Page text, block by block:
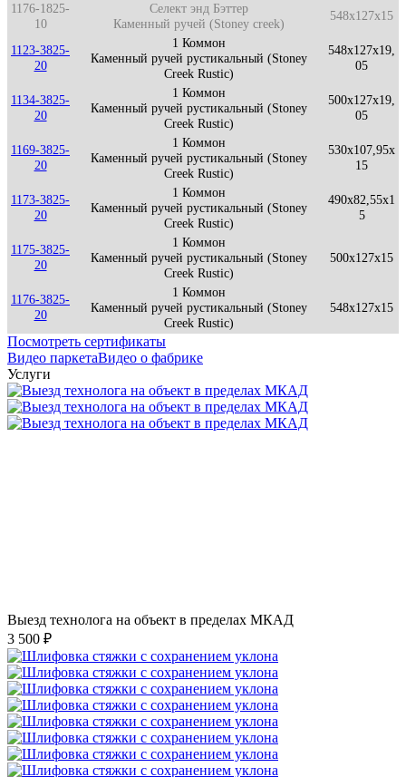
1176-1825-
10
Селект энд Бэттер
Каменный ручей (Stoney creek)
548x127x15
1123-3825-
20
1 Коммон
Каменный ручей рустикальный (Stoney
Creek Rustic)
548x127x19,
05
1134-3825-
20
1 Коммон
Каменный ручей рустикальный (Stoney
Creek Rustic)
500x127x19,
05
1169-3825-
20
1 Коммон
Каменный ручей рустикальный (Stoney
Creek Rustic)
530x107,95x
15
1173-3825-
20
1 Коммон
Каменный ручей рустикальный (Stoney
Creek Rustic)
490x82,55x1
5
1175-3825-
20
1 Коммон
Каменный ручей рустикальный (Stoney
Creek Rustic)
500x127x15
1176-3825-
20
1 Коммон
Каменный ручей рустикальный (Stoney
Creek Rustic)
548x127x15
Посмотреть сертификаты
Видео паркетаВидео о фабрике
Услуги
Выезд технолога на объект в пределах МКАД
3 500 ₽